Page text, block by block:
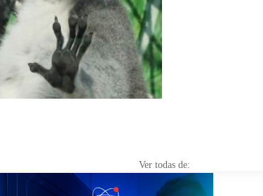
Ver todas de: